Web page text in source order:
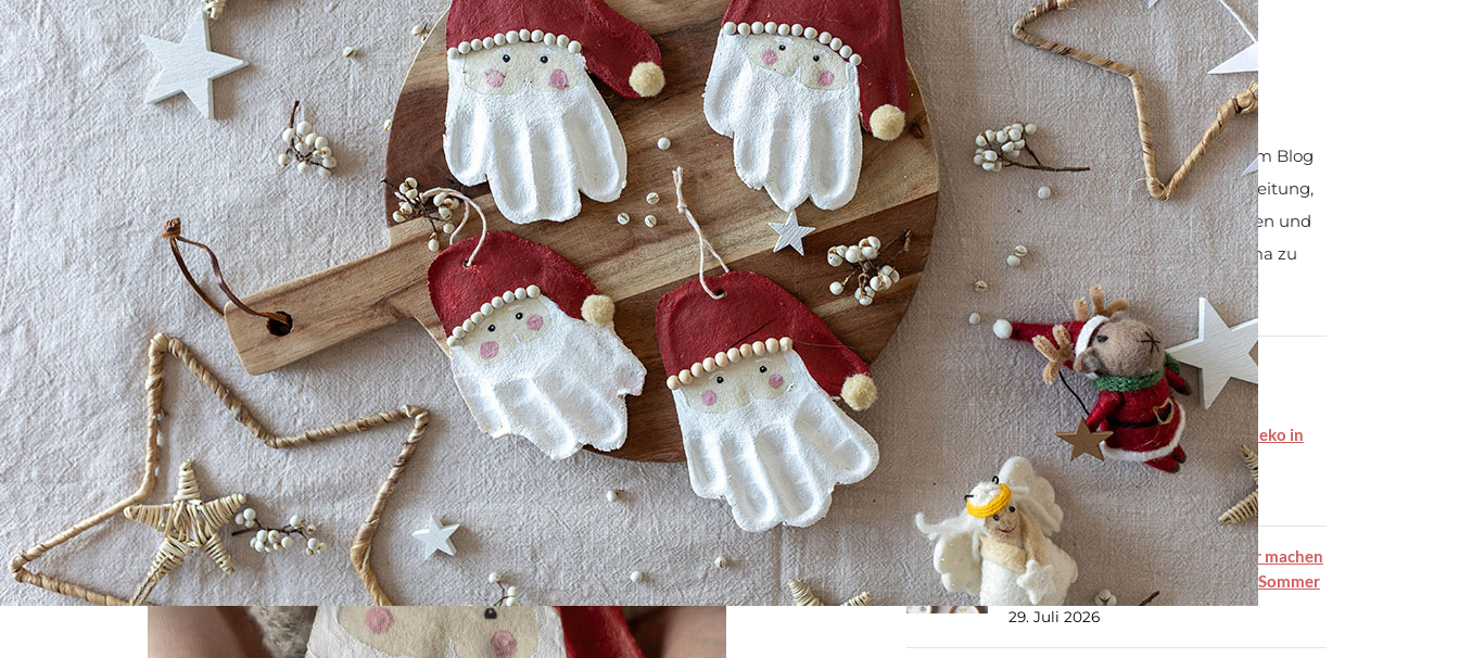
Geschenkideeweckt nicht nur die Vorfreude auf Weihnachten, sondern schafft auch liebevolle
Erinnerungen. Denn die Handabdrücke unserer Kinder werden in einem ganz persönlichen
Geschenk verewigt, das lange Freude bereitet. Perfekt fürselbst gemachte
Weihnachtsgeschenkefür die Großeltern, Onkels, Tanten und Paten – oder einfach für euch als
Weihnachtsdeko. 😊
Hi, ich bin Svenni
Jungsmama mit Liebe für DIY. Auf meinem Blog
findest du einfach gemachte DIYs mit Anleitung,
Inspiration für dein Zuhause, Familienleben und
schönes für Kinder sowie Tipps von Mama zu
Mama.
Neueste Beiträge
Windspiel basteln: bunte Gartendeko in
nur 15 Minuten
3. August 2026
Korkuntersetzer mit Raysin selber machen
– ein einfacher IKEA Hack für den Sommer
29. Juli 2026